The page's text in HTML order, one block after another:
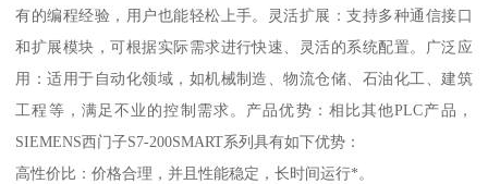
有的编程经验，用户也能轻松上手。灵活扩展：支持多种通信接口
和扩展模块，可根据实际需求进行快速、灵活的系统配置。广泛应
用：适用于自动化领域，如机械制造、物流仓储、石油化工、建筑
工程等，满足不业的控制需求。产品优势：相比其他PLC产品，
SIEMENS西门子S7-200SMART系列具有如下优势：
高性价比：价格合理，并且性能稳定，长时间运行*。